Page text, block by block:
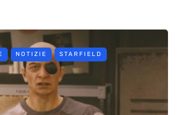
NOTIZIE STARFIELD